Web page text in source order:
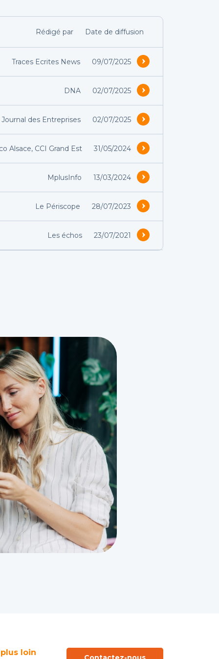
Rédigé par Date de diffusion
Traces Ecrites News 09/07/2025
DNA 02/07/2025
Journal des Entreprises 02/07/2025
Alsace, CCI Grand Est 31/05/2024
MplusInfo 13/03/2024
Le Périscope 28/07/2023
Les échos 23/07/2021
loin